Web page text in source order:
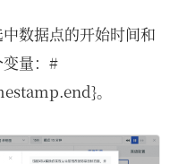
数据点的开始时间和
量：#
。